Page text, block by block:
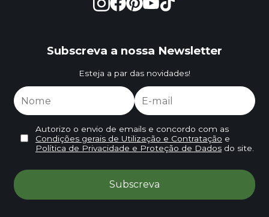
Subscreva a nossa Newsletter
Esteja a par das novidades!
Autorizo o envio de emails e concordo com as
Condições gerais de Utilização e Contratação e
Política de Privacidade e Proteção de Dadosdo site.